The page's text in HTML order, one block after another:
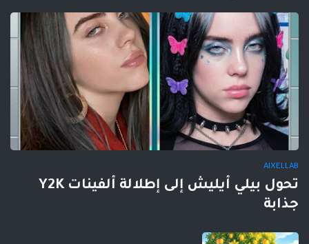
AIXELLAB
تحول بيلي أيليش إلى إطلالة ألفينات Y2K
جذابة